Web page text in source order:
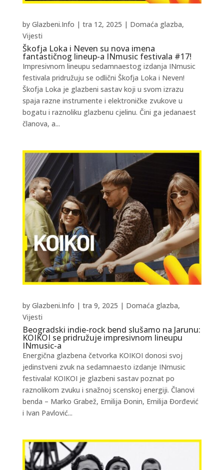
Škofja Loka i Neven su nova imena
fantastičnog lineup-a INmusic festivala #17!
by Glazbeni.Info | tra 12, 2025 | Domaća glazba,
Vijesti
Impresivnom lineupu sedamnaestog izdanja INmusic
festivala pridružuju se odlični Škofja Loka i Neven!
Škofja Loka je glazbeni sastav koji u svom izrazu
spaja razne instrumente i elektroničke zvukove u
bogatu i raznoliku glazbenu cjelinu. Čini ga jedanaest
članova, a...
Beogradski indie-rock bend slušamo na Jarunu:
KOIKOI se pridružuje impresivnom lineupu
INmusic-a
by Glazbeni.Info | tra 9, 2025 | Domaća glazba,
Vijesti
Energična glazbena četvorka KOIKOI donosi svoj
jedinstveni zvuk na sedamnaesto izdanje INmusic
festivala! KOIKOI je glazbeni sastav poznat po
raznolikom zvuku i snažnoj scenskoj energiji. Članovi
benda – Marko Grabež, Emilija Đonin, Emilija Đorđević
i Ivan Pavlović...